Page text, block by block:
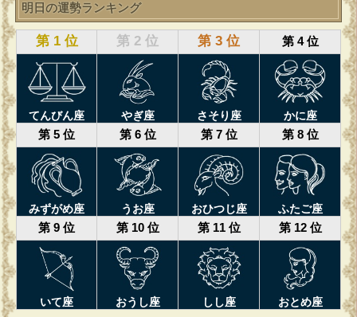
明日の運勢ランキング
第 1 位 第 2 位 第 3 位 第 4 位
てんびん座 やぎ座 さそり座 かに座
第 5 位 第 6 位 第 7 位 第 8 位
みずがめ座 うお座 おひつじ座 ふたご座
第 9 位 第 10 位 第 11 位 第 12 位
いて座 おうし座 しし座 おとめ座